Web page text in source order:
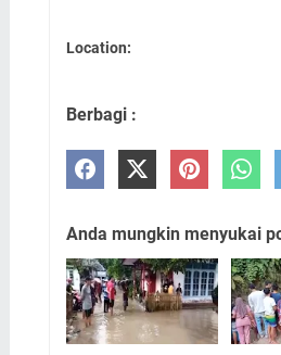
Location:
Berbagi :
Anda mungkin menyukai